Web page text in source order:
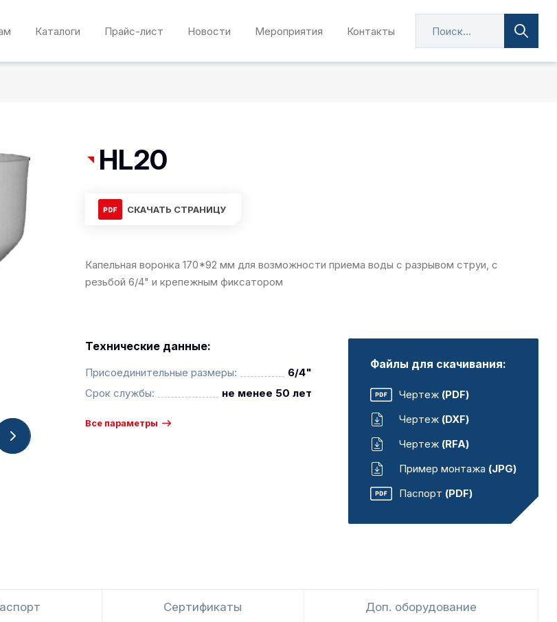
Каталоги Прайс-лист Новости Мероприятия Контакты
HL20
СКАЧАТЬ СТРАНИЦУ
Капельная воронка 170*92 мм для возможности приема воды с разрывом струи, с
резьбой 6/4" и крепежным фиксатором
Технические данные:
Присоединительные размеры:
6/4"
Срок службы:
не менее 50 лет
Все параметры
Файлы для скачивания:
Чертеж (PDF)
Чертеж (DXF)
Чертеж (RFA)
Пример монтажа (JPG)
Паспорт (PDF)
Сертификаты Доп. оборудование